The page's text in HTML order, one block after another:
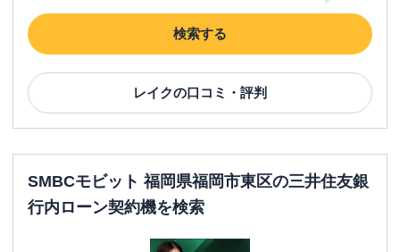
検索する
レイクの口コミ・評判
SMBCモビット 福岡県福岡市東区の三井住友銀
行内ローン契約機を検索